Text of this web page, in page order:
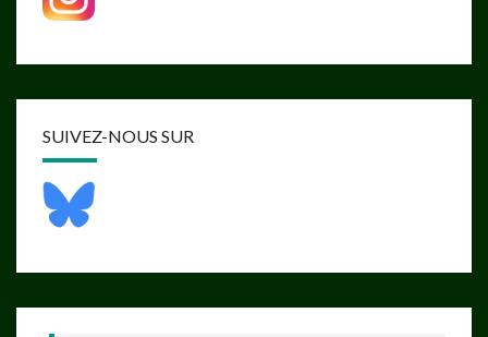
SUIVEZ-NOUS SUR